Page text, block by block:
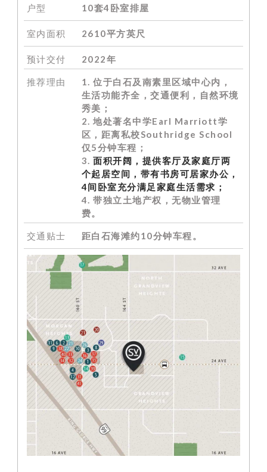
户型 10套4卧室排屋
室内面积 2610平方英尺
预计交付 2022年
推荐理由
1. 位于白石及南素里区域中心内，
生活功能齐全，交通便利，自然环境
秀美；
2. 地处著名中学Earl Marriott学
区， 距离私校Southridge School
仅5分钟车程；
3.面积开阔，提供客厅及家庭厅两
个起居空间，带有书房可居家办公，
4间卧室充分满足家庭生活需求；
4. 带独立土地产权，无物业管理
费。
交通贴士 距白石海滩约10分钟车程。